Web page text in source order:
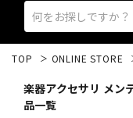
TOP ONLINE STORE
楽器アクセサリ メン
品一覧